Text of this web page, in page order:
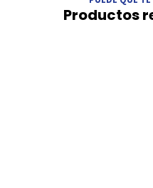
Productos